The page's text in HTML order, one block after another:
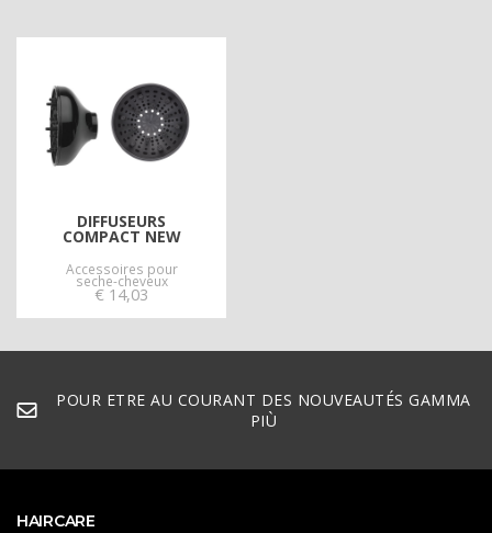
DIFFUSEURS
COMPACT NEW
Accessoires pour
seche-cheveux
€ 14,03
POUR ETRE AU COURANT DES NOUVEAUTÉS GAMMA
PIÙ
HAIRCARE